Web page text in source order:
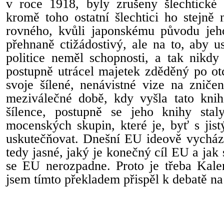
v roce 1918, byly zrušeny
kromě toho ostatní šlechtici ho stejně
rovného, kvůli japonskému původu
přehnaně ctižádostivý, ale na to, aby
politice neměl schopnosti, a tak
postupně utrácel majetek zděděný po
svoje šílené, nenávistné vize na
meziválečné době, kdy vyšla tato
šílence, postupně se jeho knihy
mocenských skupin, které je, byť s
uskutečňovat. Dnešní EU ideově
tedy jasné, jaký je konečný cíl EU a jak
se EU nerozpadne. Proto je třeba
jsem tímto překladem přispěl k debatě